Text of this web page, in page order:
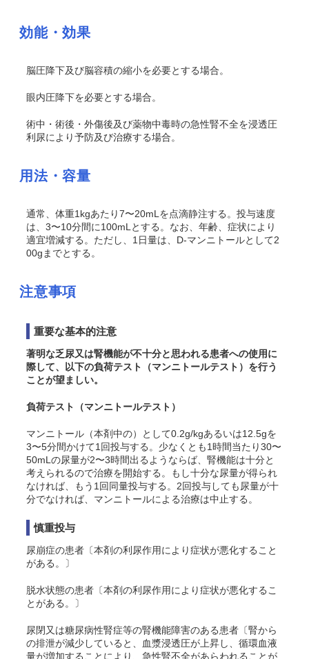
効能・効果
脳圧降下及び脳容積の縮小を必要とする場合。
眼内圧降下を必要とする場合。
術中・術後・外傷後及び薬物中毒時の急性腎不全を浸透圧
利尿により予防及び治療する場合。
用法・容量
通常、体重1kgあたり7〜20mLを点滴静注する。投与速度
は、3〜10分間に100mLとする。なお、年齢、症状により
適宜増減する。ただし、1日量は、D-マンニトールとして2
00gまでとする。
注意事項
重要な基本的注意
著明な乏尿又は腎機能が不十分と思われる患者への使用に
際して、以下の負荷テスト（マンニトールテスト）を行う
ことが望ましい。
負荷テスト（マンニトールテスト）
マンニトール（本剤中の）として0.2g/kgあるいは12.5gを
3〜5分間かけて1回投与する。少なくとも1時間当たり30〜
50mLの尿量が2〜3時間出るようならば、腎機能は十分と
考えられるので治療を開始する。もし十分な尿量が得られ
なければ、もう1回同量投与する。2回投与しても尿量が十
分でなければ、マンニトールによる治療は中止する。
慎重投与
尿崩症の患者〔本剤の利尿作用により症状が悪化すること
がある。〕
脱水状態の患者〔本剤の利尿作用により症状が悪化するこ
とがある。〕
尿閉又は糖尿病性腎症等の腎機能障害のある患者〔腎から
の排泄が減少していると、血漿浸透圧が上昇し、循環血液
量が増加することにより、急性腎不全があらわれることが